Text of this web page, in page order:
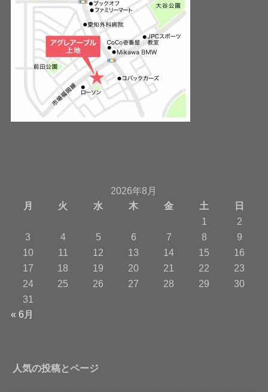
2026年8月
月
火 水 木 金 土
日
1
2
3
4 5 6 7 8
9
10
11 12 13 14 15
16
17
18 19 20 21 22
23
24
25 26 27 28 29
30
31
« 6月
人気の投稿とページ